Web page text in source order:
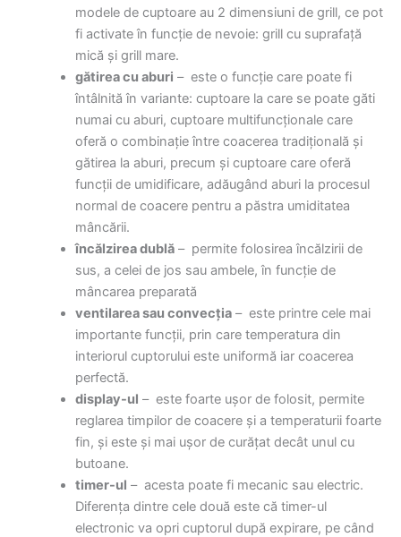
modele de cuptoare au 2 dimensiuni de grill, ce pot
fi activate în funcție de nevoie: grill cu suprafață
mică și grill mare.
gătirea cu aburi – este o funcție care poate fi
întâlnită în variante: cuptoare la care se poate găti
numai cu aburi, cuptoare multifuncționale care
oferă o combinație între coacerea tradițională și
gătirea la aburi, precum și cuptoare care oferă
funcții de umidificare, adăugând aburi la procesul
normal de coacere pentru a păstra umiditatea
mâncării.
încălzirea dublă– permite folosirea încălzirii de
sus, a celei de jos sau ambele, în funcție de
mâncarea preparată
ventilarea sau convecția– este printre cele mai
importante funcții, prin care temperatura din
interiorul cuptorului este uniformă iar coacerea
perfectă.
display-ul – este foarte ușor de folosit, permite
reglarea timpilor de coacere și a temperaturii foarte
fin, și este și mai ușor de curățat decât unul cu
butoane.
timer-ul – acesta poate fi mecanic sau electric.
Diferența dintre cele două este că timer-ul
electronic va opri cuptorul după expirare, pe când